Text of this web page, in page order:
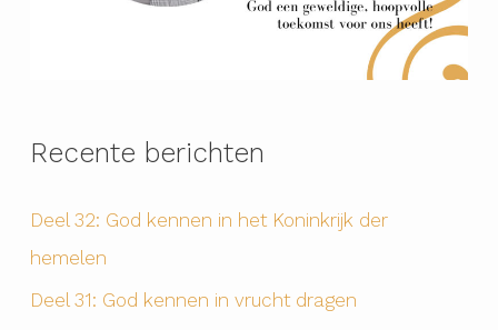
Recente berichten
Deel 32: God kennen in het Koninkrijk der
hemelen
Deel 31: God kennen in vrucht dragen